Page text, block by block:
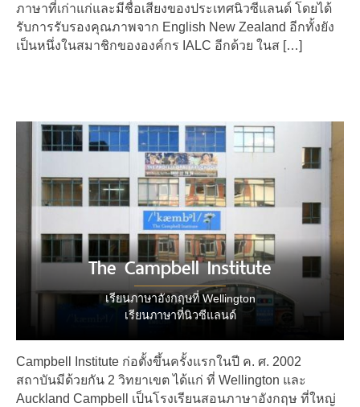
ภาษาที่เก่าแก่และมีชื่อเสียงของประเทศนิวซีแลนด์ โดยได้
รับการรับรองคุณภาพจาก English New Zealand อีกทั้งยัง
เป็นหนึ่งในสมาชิกขององค์กร IALC อีกด้วย ในส […]
The Campbell Institute
เรียนภาษาอังกฤษที่ Wellington
เรียนภาษาที่นิวซีแลนด์
Campbell Institute ก่อตั้งขึ้นครั้งแรกในปี ค. ศ. 2002
สถาบันมีด้วยกัน 2 วิทยาเขต ได้แก่ ที่ Wellington และ
Auckland Campbell เป็นโรงเรียนสอนภาษาอังกฤษ ที่ใหญ่